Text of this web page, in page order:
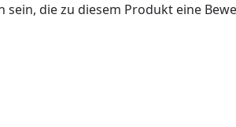
sein, die zu diesem Produkt eine